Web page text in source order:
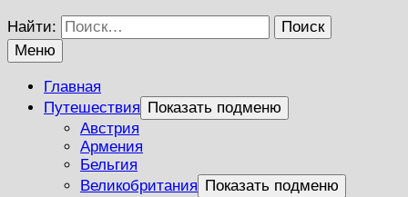
Найти:
Меню
Главная
Путешествия Показать подменю
Австрия
Армения
Бельгия
Великобритания Показать подменю